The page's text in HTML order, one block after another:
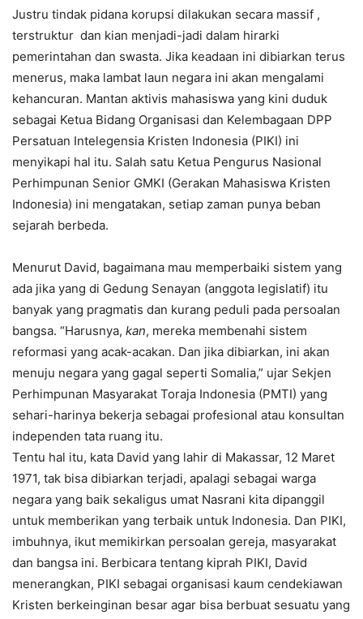
Justru tindak pidana korupsi dilakukan secara massif ,
terstruktur dan kian menjadi-jadi dalam hirarki
pemerintahan dan swasta. Jika keadaan ini dibiarkan terus
menerus, maka lambat laun negara ini akan mengalami
kehancuran. Mantan aktivis mahasiswa yang kini duduk
sebagai Ketua Bidang Organisasi dan Kelembagaan DPP
Persatuan Intelegensia Kristen Indonesia (PIKI) ini
menyikapi hal itu. Salah satu Ketua Pengurus Nasional
Perhimpunan Senior GMKI (Gerakan Mahasiswa Kristen
Indonesia) ini mengatakan, setiap zaman punya beban
sejarah berbeda.
Menurut David, bagaimana mau memperbaiki sistem yang
ada jika yang di Gedung Senayan (anggota legislatif) itu
banyak yang pragmatis dan kurang peduli pada persoalan
bangsa. “Harusnya, kan, mereka membenahi sistem
reformasi yang acak-acakan. Dan jika dibiarkan, ini akan
menuju negara yang gagal seperti Somalia,” ujar Sekjen
Perhimpunan Masyarakat Toraja Indonesia (PMTI) yang
sehari-harinya bekerja sebagai profesional atau konsultan
independen tata ruang itu.
Tentu hal itu, kata David yang lahir di Makassar, 12 Maret
1971, tak bisa dibiarkan terjadi, apalagi sebagai warga
negara yang baik sekaligus umat Nasrani kita dipanggil
untuk memberikan yang terbaik untuk Indonesia. Dan PIKI,
imbuhnya, ikut memikirkan persoalan gereja, masyarakat
dan bangsa ini. Berbicara tentang kiprah PIKI, David
menerangkan, PIKI sebagai organisasi kaum cendekiawan
Kristen berkeinginan besar agar bisa berbuat sesuatu yang